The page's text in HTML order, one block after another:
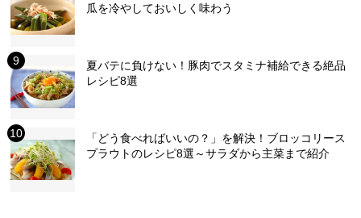
瓜を冷やしておいしく味わう
夏バテに負けない！豚肉でスタミナ補給できる絶品
レシピ8選
「どう食べればいいの？」を解決！ブロッコリース
プラウトのレシピ8選～サラダから主菜まで紹介